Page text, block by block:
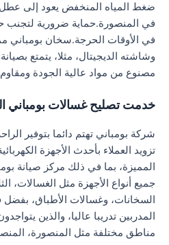
ضغط المياه المنخفض يعود إلى
في المنصورة.حماية ضرورية لتجنب
في الأوقات الحرجة.سخان بومباني
وشاشته الديجيتال، مثلا، يتمتع
مصنوع من مواد عالية الجودة
خدمت تصليح غسالات بومباني
شركة بومباني تهتم دائما بتوفير
تزويد العملاء بأحدث الأجهزة
المميزة، بما في ذلك مركز صيانة
جميع أنواع الأجهزة مثل الغسالات،
السخانات، وغسالات الأطباق، بفضل
المدربين تدريبا عاليا، والذين
مناطق مختلفة مثل المنصورة،